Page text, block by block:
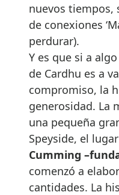
nuevos tiempos,
de conexiones
perdurar).
Y es que si a
de Cardhu es a
compromiso, la
generosidad. La
una pequeña
Speyside, el
Cumming
comenzó a
cantidades. La